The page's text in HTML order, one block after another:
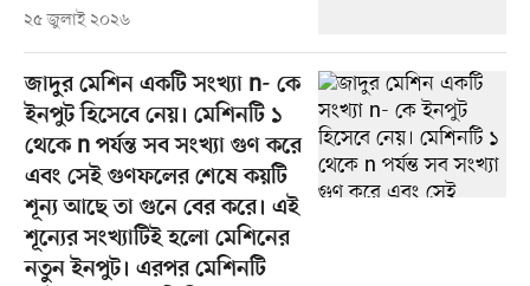
২৫ জুলাই ২০২৬
জাদুর মেশিন একটি সংখ্যা n- কে
ইনপুট হিসেবে নেয়। মেশিনটি ১
থেকে n পর্যন্ত সব সংখ্যা গুণ করে
এবং সেই গুণফলের শেষে কয়টি
শূন্য আছে তা গুনে বের করে। এই
শূন্যের সংখ্যাটিই হলো মেশিনের
নতুন ইনপুট। এরপর মেশিনটি